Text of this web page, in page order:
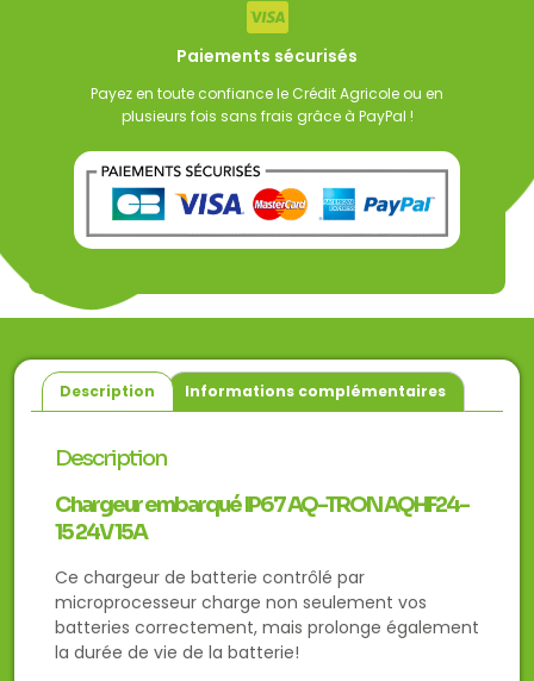
Paiements sécurisés
Payez en toute confiance le Crédit Agricole ou en
plusieurs fois sans frais grâce à PayPal !
Description Informations complémentaires
Description
Chargeur embarqué IP67 AQ-TRON AQHF24-
15 24V 15A
Ce chargeur de batterie contrôlé par
microprocesseur charge non seulement vos
batteries correctement, mais prolonge également
la durée de vie de la batterie!